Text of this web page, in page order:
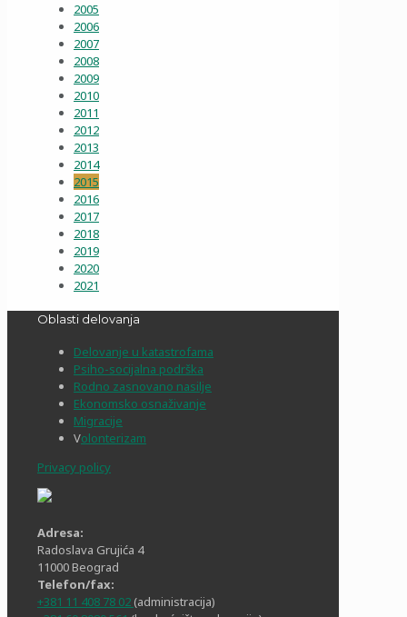
2005
2006
2007
2008
2009
2010
2011
2012
2013
2014
2015
2016
2017
2018
2019
2020
2021
Oblasti delovanja
Delovanje u katastrofama
Psiho-socijalna podrška
Rodno zasnovano nasilje
Ekonomsko osnaživanje
Migracije
Volonterizam
Privacy policy
Adresa:
Radoslava Grujića 4
11000 Beograd
Telefon/fax:
+381 11 408 78 02 (administracija)